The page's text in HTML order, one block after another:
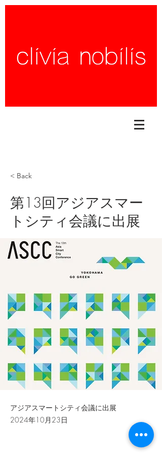
< Back
第13回アジアスマー
トシティ会議に出展
アジアスマートシティ会議に出展
2024年10月23日